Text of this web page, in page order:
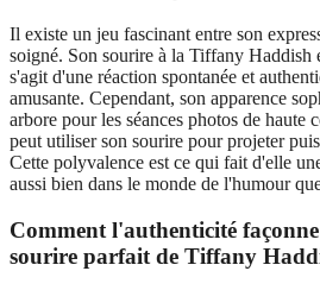
Il existe un jeu fascinant entre son
soigné. Son sourire à la Tiffany Haddish
s'agit d'une réaction spontanée et
amusante. Cependant, son apparence
arbore pour les séances photos de haute
peut utiliser son sourire pour projeter
Cette polyvalence est ce qui fait d'elle
aussi bien dans le monde de l'humour
Comment l'authenticité
sourire parfait de Tiffany